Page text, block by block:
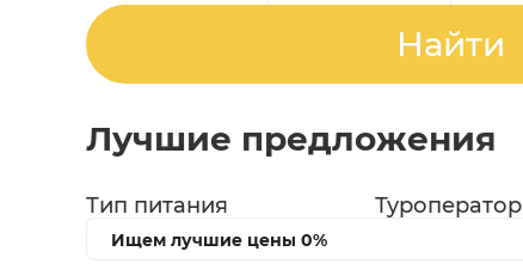
Найти
Лучшие предложения
Тип питания Туроператор
Ищем лучшие цены 0%